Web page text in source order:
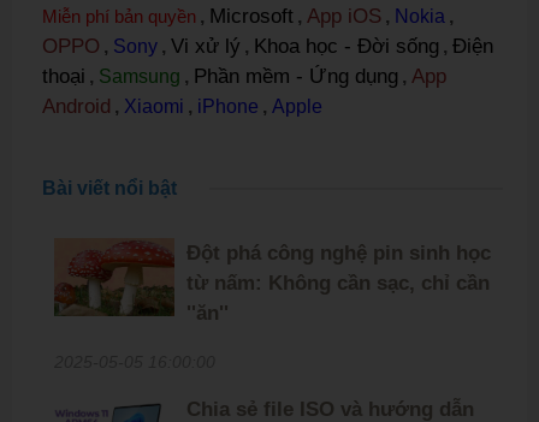
Miễn phí bản quyền , Microsoft , App iOS , Nokia ,
OPPO , Sony , Vi xử lý , Khoa học - Đời sống , Điện
thoại , Samsung , Phần mềm - Ứng dụng , App
Android , Xiaomi , iPhone , Apple
Bài viết nổi bật
Đột phá công nghệ pin sinh học
từ nấm: Không cần sạc, chỉ cần
''ăn''
Chia sẻ file ISO và hướng dẫn